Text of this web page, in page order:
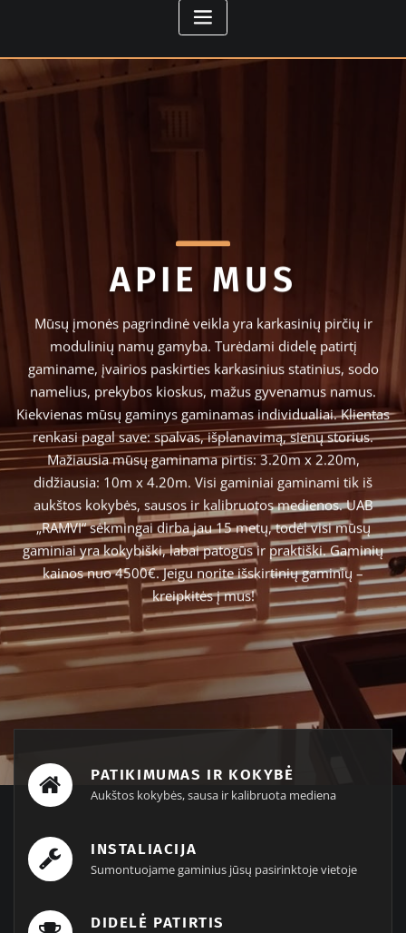
APIE MUS
Mūsų įmonės pagrindinė veikla yra karkasinių pirčių ir
modulinių namų gamyba. Turėdami didelę patirtį
gaminame, įvairios paskirties karkasinius statinius, sodo
namelius, prekybos kioskus, mažus gyvenamus namus.
Kiekvienas mūsų gaminys gaminamas individualiai. Klientas
renkasi pagal save: spalvas, išplanavimą, sienų storius.
Mažiausia mūsų gaminama pirtis: 3.20m x 2.20m,
didžiausia: 10m x 4.20m. Visi gaminiai gaminami tik iš
aukštos kokybės, sausos ir kalibruotos medienos.UAB
„RAMVI“ sėkmingai dirba jau 15 metų, todėl visi mūsų
gaminiai yra kokybiški, labai patogūs ir praktiški.Gaminių
kainos nuo 4500€.Jeigu norite išskirtinių gaminių –
kreipkitės į mus!
PATIKIMUMAS IR KOKYBĖ
Aukštos kokybės, sausa ir kalibruota mediena
INSTALIACIJA
Sumontuojame gaminius jūsų pasirinktoje vietoje
DIDELĖ PATIRTIS